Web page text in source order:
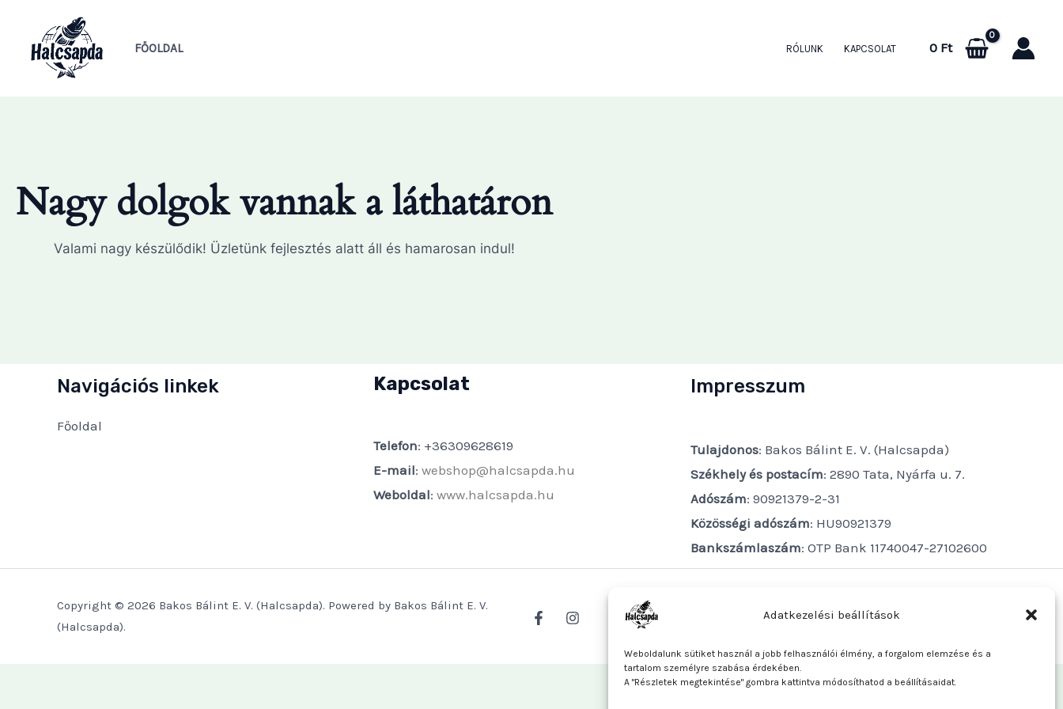
Adatkezelési beállítások
Weboldalunk sütiket használ a jobb felhasználói élmény, a forgalom elemzése és a
tartalom személyre szabása érdekében.
A "Részletek megtekintése" gombra kattintva módosíthatod a beállításaidat.
content
FŐOLDAL RÓLUNK KAPCSOLAT 0 Ft
Nagy dolgok vannak a láthatáron
Valami nagy készülődik! Üzletünk fejlesztés alatt áll és hamarosan indul!
Navigációs linkek
Főoldal
Kapcsolat
Telefon: +36309628619
E-mail:webshop@halcsapda.hu
Weboldal:www.halcsapda.hu
Impresszum
Tulajdonos: Bakos Bálint E. V. (Halcsapda)
Székhely és postacím: 2890 Tata, Nyárfa u. 7.
Adószám: 90921379-2-31
Közösségi adószám: HU90921379
Bankszámlaszám: OTP Bank 11740047-27102600
Copyright © 2026 Bakos Bálint E. V. (Halcsapda). Powered by Bakos Bálint E. V.
(Halcsapda).